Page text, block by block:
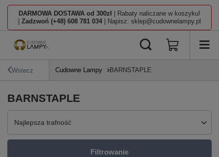
DARMOWA DOSTAWA od 300zł | Rabaty naliczane w koszyku!
Zadzwoń (+48) 608 781 034 | Napisz: sklep@cudownelampy.pl
Wstecz Cudowne Lampy BARNSTAPLE
BARNSTAPLE
Zmień sortowanie
Najlepsza trafność
Filtrowanie